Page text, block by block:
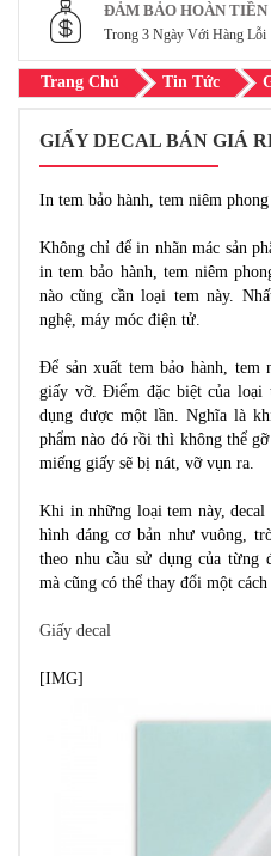
ĐẢM BẢO HOÀN
Trong 3 Ngày Với Hàng Lỗi
Trang Chủ Tin Tức
GIẤY DECAL BÁN GIÁ
In tem bảo hành, tem niêm phong
Không chỉ để in nhãn mác sản
in tem bảo hành, tem niêm
nào cũng cần loại tem này.
nghệ, máy móc điện tử.
Để sản xuất tem bảo hành, tem
giấy vỡ. Điểm đặc biệt của
dụng được một lần. Nghĩa là
phẩm nào đó rồi thì không thể
miếng giấy sẽ bị nát, vỡ vụn ra.
Khi in những loại tem này,
hình dáng cơ bản như vuông,
theo nhu cầu sử dụng của từng
mà cũng có thể thay đổi một
Giấy decal
[​IMG]